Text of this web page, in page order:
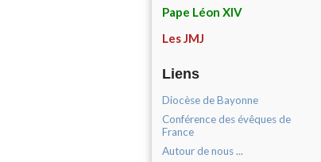
Pape Léon XIV
Les JMJ
Liens
Diocèse de Bayonne
Conférence des évêques de
France
Autour de nous ...